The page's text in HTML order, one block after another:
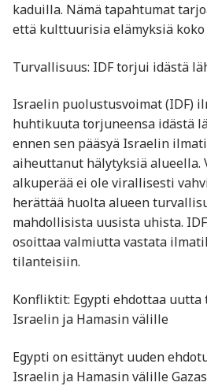
kaduilla. Nämä tapahtumat
että kulttuurisia elämyksiä koko
Turvallisuus: IDF torjui idästä
Israelin puolustusvoimat (IDF)
huhtikuuta torjuneensa idästä
ennen sen pääsyä Israelin
aiheuttanut hälytyksiä alueella.
alkuperää ei ole virallisesti
herättää huolta alueen
mahdollisista uusista uhista.
osoittaa valmiutta vastata
tilanteisiin. ​
Konfliktit: Egypti ehdottaa
Israelin ja Hamasin välille
Egypti on esittänyt uuden
Israelin ja Hamasin välille